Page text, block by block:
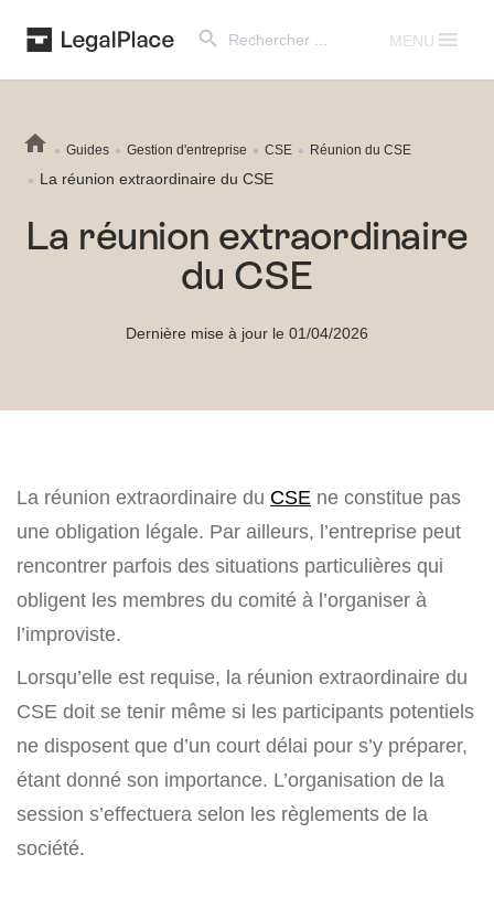
for:
MENU
Guides Gestion d'entreprise CSE Réunion du CSE
La réunion extraordinaire du CSE
La réunion extraordinaire
du CSE
Dernière mise à jour le 01/04/2026
La réunion extraordinaire du CSE ne constitue pas
une obligation légale. Par ailleurs, l’entreprise peut
rencontrer parfois des situations particulières qui
obligent les membres du comité à l’organiser à
l’improviste.
Lorsqu’elle est requise, la réunion extraordinaire du
CSE doit se tenir même si les participants potentiels
ne disposent que d’un court délai pour s’y préparer,
étant donné son importance. L’organisation de la
session s’effectuera selon les règlements de la
société.